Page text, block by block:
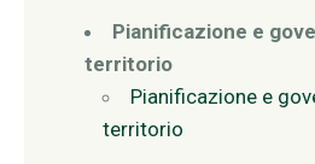
Pianificazione e
territorio
Pianificazione e
territorio